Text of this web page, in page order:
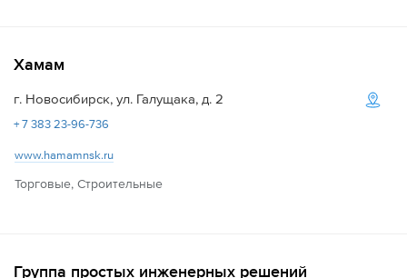
Хамам
г. Новосибирск, ул. Галущака, д. 2
+ 7 383 23-96-736
www.hamamnsk.ru
Торговые, Строительные
Группа простых инженерных решений